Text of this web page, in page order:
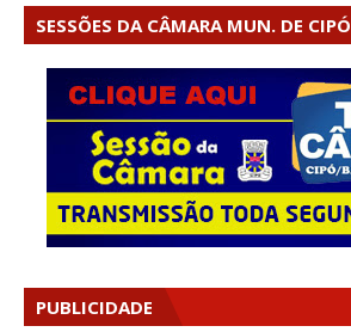
SESSÕES DA CÂMARA MUN. DE CIPÓ
PUBLICIDADE